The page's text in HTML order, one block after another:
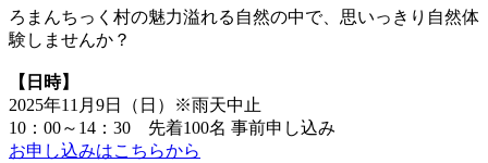
ろまんちっく村の魅力溢れる自然の中で、思いっきり自然体
験しませんか？
【日時】
2025年11月9日（日）※雨天中止
10：00～14：30 先着100名 事前申し込み
お申し込みはこちらから